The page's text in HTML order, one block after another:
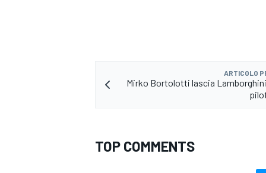
ARTICOLO
Mirko Bortolotti lascia
TOP COMMENTS